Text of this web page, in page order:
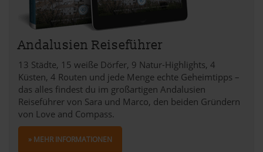
Andalusien Reiseführer
13 Städte, 15 weiße Dörfer, 9 Natur-Highlights, 4
Küsten, 4 Routen und jede Menge echte Geheimtipps –
das alles findest du im großartigen Andalusien
Reiseführer von Sara und Marco, den beiden Gründern
von Love and Compass.
» MEHR INFORMATIONEN